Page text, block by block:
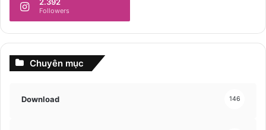
Followers
Chuyên mục
Download 146